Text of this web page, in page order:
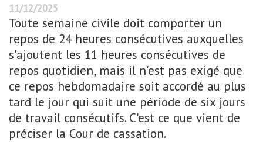
11/12/2025
Toute semaine civile doit comporter un
repos de 24 heures consécutives auxquelles
s'ajoutent les 11 heures consécutives de
repos quotidien, mais il n'est pas exigé que
ce repos hebdomadaire soit accordé au plus
tard le jour qui suit une période de six jours
de travail consécutifs. C'est ce que vient de
préciser la Cour de cassation.